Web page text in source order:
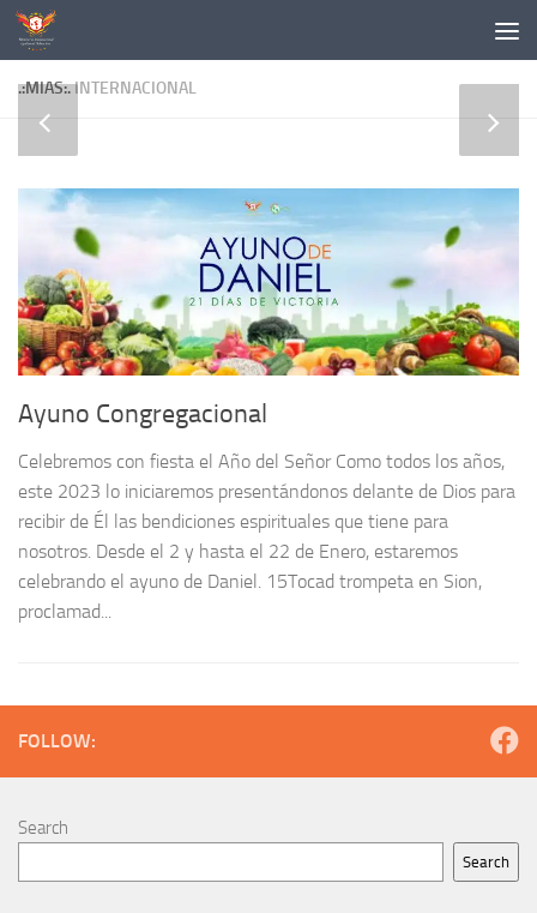
Skip to content
.:MIAS:.INTERNACIONAL
Ayuno Congregacional
Celebremos con fiesta el Año del Señor Como todos los años,
este 2023 lo iniciaremos presentándonos delante de Dios para
recibir de Él las bendiciones espirituales que tiene para
nosotros. Desde el 2 y hasta el 22 de Enero, estaremos
celebrando el ayuno de Daniel. 15Tocad trompeta en Sion,
proclamad...
FOLLOW:
Search
Search